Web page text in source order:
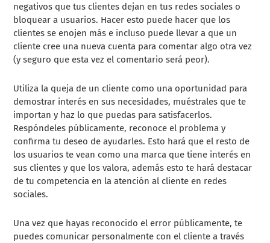
negativos que tus clientes dejan en tus redes sociales o
bloquear a usuarios. Hacer esto puede hacer que los
clientes se enojen más e incluso puede llevar a que un
cliente cree una nueva cuenta para comentar algo otra vez
(y seguro que esta vez el comentario será peor).
Utiliza la queja de un cliente como una oportunidad para
demostrar interés en sus necesidades, muéstrales que te
importan y haz lo que puedas para satisfacerlos.
Respóndeles públicamente, reconoce el problema y
confirma tu deseo de ayudarles. Esto hará que el resto de
los usuarios te vean como una marca que tiene interés en
sus clientes y que los valora, además esto te hará destacar
de tu competencia en la atención al cliente en redes
sociales.
Una vez que hayas reconocido el error públicamente, te
puedes comunicar personalmente con el cliente a través